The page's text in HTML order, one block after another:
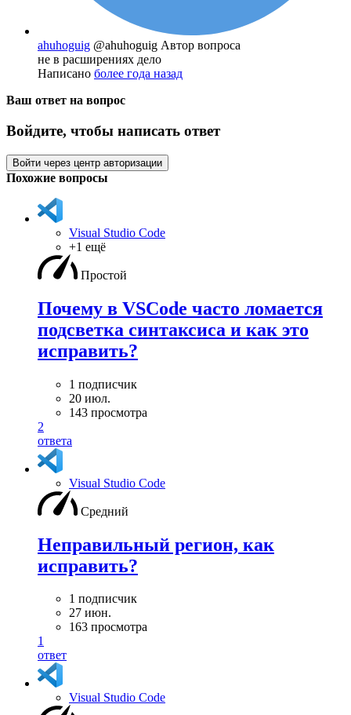
ahuhoguig @ahuhoguig Автор вопроса
не в расширениях дело
Написано более года назад
Ваш ответ на вопрос
Войдите, чтобы написать ответ
Войти через центр авторизации
Похожие вопросы
Visual Studio Code
+1 ещё
Простой
Почему в VSCode часто ломается
подсветка синтаксиса и как это
исправить?
1 подписчик
20 июл.
143 просмотра
2
ответа
Visual Studio Code
Средний
Неправильный регион, как
исправить?
1 подписчик
27 июн.
163 просмотра
1
ответ
Visual Studio Code